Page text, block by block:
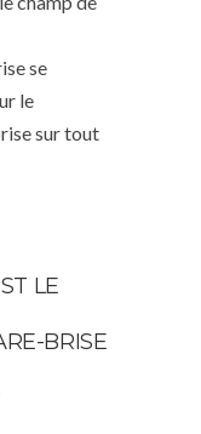
se
le
sur tout
LE
BRISE